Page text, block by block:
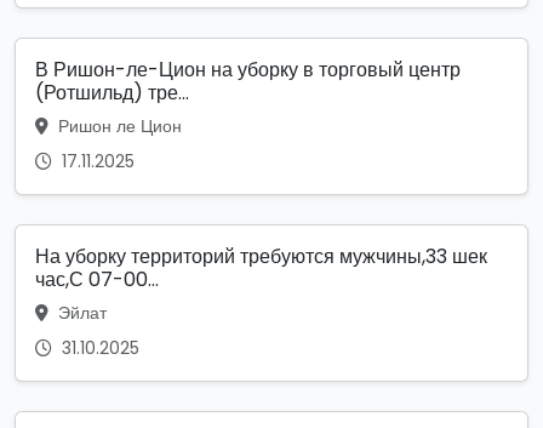
В Ришон-ле-Цион на уборку в торговый центр
(Ротшильд) тре...
Ришон ле Цион
17.11.2025
На уборку территорий требуются мужчины,33 шек
час,С 07-00...
Эйлат
31.10.2025